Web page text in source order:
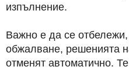
изпълнение.
Важно е да се
обжалване, решенията
отменят автоматично.